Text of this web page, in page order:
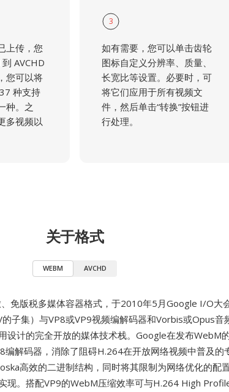
上传，您
AVCHD
您可以将
种支持
种。之
多视频以
3
如有需要，您可以单击齿轮
图标自定义分辨率、质量、
长宽比等设置。必要时，可
将它们应用于所有视频文
件，然后单击“转换”按钮进
行处理。
关于格式
WEBM AVCHD
免版税多媒体容器格式，于2010年5月Google I/O大会
子集）与VP8或VP9视频编解码器和Vorbis或Opus音
设计的完全开放的媒体技术栈。Google在发布WebM
编解码器，消除了阻碍H.264在开放网络视频中普及的
高效的二进制结构，同时将其限制为网络优化的配
现。搭配VP9的WebM压缩效率可与H.264 High